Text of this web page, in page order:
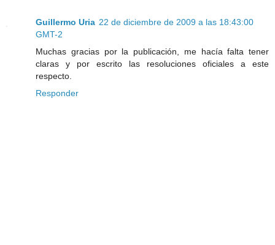
Guillermo Uria 22 de diciembre de 2009 a las 18:43:00
GMT-2
Muchas gracias por la publicación, me hacía falta tener
claras y por escrito las resoluciones oficiales a este
respecto.
Responder